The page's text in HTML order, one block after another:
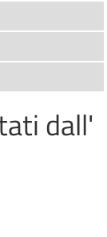
dall'